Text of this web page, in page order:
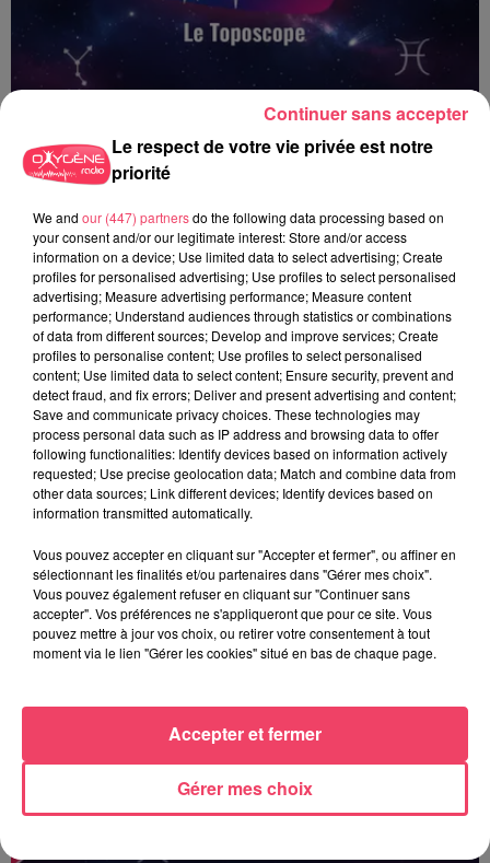
Le Toposcope - 19 06 2026
Le Toposcope - 18 06 2026
Le respect de votre vie privée est notre
priorité
We and our (447) partnersdo the following data processing based on
your consent and/or our legitimate interest: Store and/or access
information on a device; Use limited data to select advertising; Create
profiles for personalised advertising; Use profiles to select personalised
advertising; Measure advertising performance; Measure content
performance; Understand audiences through statistics or combinations
of data from different sources; Develop and improve services; Create
profiles to personalise content; Use profiles to select personalised
content; Use limited data to select content; Ensure security, prevent and
detect fraud, and fix errors; Deliver and present advertising and content;
Save and communicate privacy choices. These technologies may
process personal data such as IP address and browsing data to offer
following functionalities: Identify devices based on information actively
requested; Use precise geolocation data; Match and combine data from
other data sources; Link different devices; Identify devices based on
information transmitted automatically.
Vous pouvez accepter en cliquant sur "Accepter et fermer", ou affiner en
sélectionnant les finalités et/ou partenaires dans "Gérer mes choix".
Vous pouvez également refuser en cliquant sur "Continuer sans
accepter". Vos préférences ne s'appliqueront que pour ce site. Vous
pouvez mettre à jour vos choix, ou retirer votre consentement à tout
moment via le lien "Gérer les cookies" situé en bas de chaque page.
Gérer mes choix
Accepter et fermer
Continuer sans accepter